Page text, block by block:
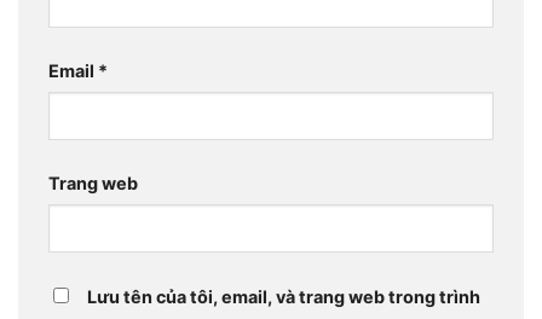
Email *
Trang web
Lưu tên của tôi, email, và trang web trong trình